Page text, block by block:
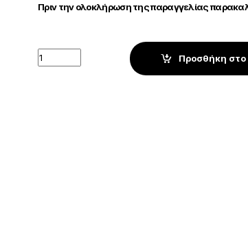
Πριν την ολοκλήρωση της παραγγελίας
Quantity Προσθήκη στο